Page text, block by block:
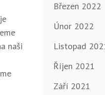
naši
Březen 2022
Únor 2022
Listopad
Říjen 2021
Září 2021